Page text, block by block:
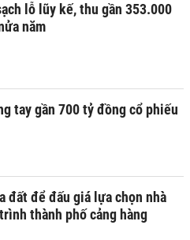
lỗ lũy kế, thu gần 353.000
năm
tay gần 700 tỷ đồng cổ phiếu
đất để đấu giá lựa chọn nhà
thành phố cảng hàng